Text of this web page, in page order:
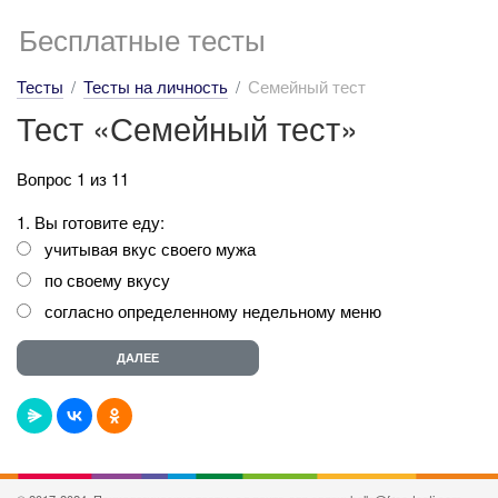
Бесплатные тесты
Тесты Тесты на личность Семейный тест
Тест «Семейный тест»
Вопрос 1 из 11
1. Вы готовите еду:
учитывая вкус своего мужа
по своему вкусу
согласно определенному недельному меню